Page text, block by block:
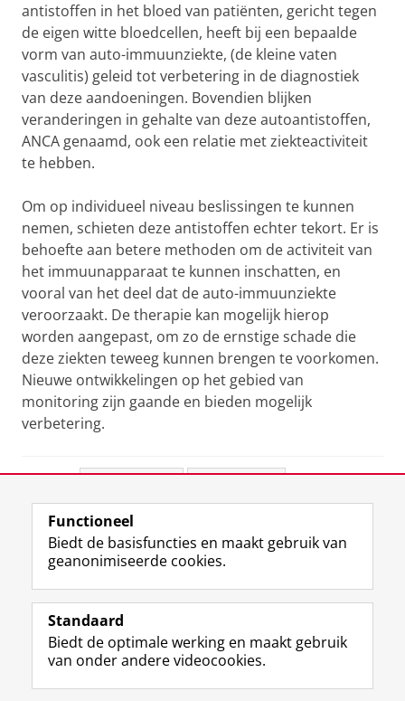
antistoffen in het bloed van patiënten, gericht tegen
de eigen witte bloedcellen, heeft bij een bepaalde
vorm van auto-immuunziekte, (de kleine vaten
vasculitis) geleid tot verbetering in de diagnostiek
van deze aandoeningen. Bovendien blijken
veranderingen in gehalte van deze autoantistoffen,
ANCA genaamd, ook een relatie met ziekteactiviteit
te hebben.
Om op individueel niveau beslissingen te kunnen
nemen, schieten deze antistoffen echter tekort. Er is
behoefte aan betere methoden om de activiteit van
het immuunapparaat te kunnen inschatten, en
vooral van het deel dat de auto-immuunziekte
veroorzaakt. De therapie kan mogelijk hierop
worden aangepast, om zo de ernstige schade die
deze ziekten teweeg kunnen brengen te voorkomen.
Nieuwe ontwikkelingen op het gebied van
monitoring zijn gaande en bieden mogelijk
verbetering.
View this page in:English
Volg de RUG
F
a
e
b
L
i
k
e
R
S
-
f
I
n
t
Y
o
T
Studiekiezers
Functioneel
Biedt de basisfuncties en maakt gebruik van
geanonimiseerde cookies.
Standaard
Biedt de optimale werking en maakt gebruik
van onder andere videocookies.